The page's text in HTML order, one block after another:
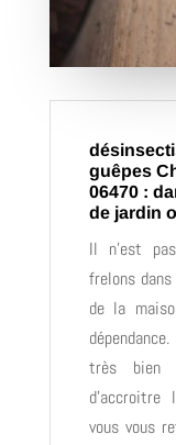
guêpes
06470 :
de jardin
Il n’est
frelons
de la
très bien
vous vous